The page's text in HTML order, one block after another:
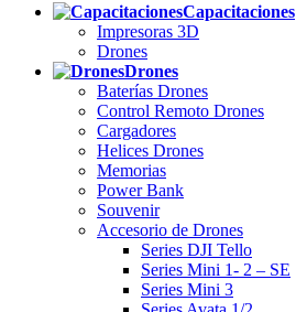
Capacitaciones
Impresoras 3D
Drones
Drones
Baterías Drones
Control Remoto Drones
Cargadores
Helices Drones
Memorias
Power Bank
Souvenir
Accesorio de Drones
Series DJI Tello
Series Mini 1- 2 – SE
Series Mini 3